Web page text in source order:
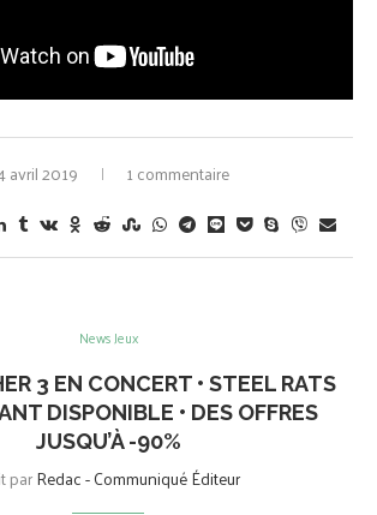
avril 2019 1 commentaire
News Jeux
3 EN CONCERT • STEEL RATS
DISPONIBLE • DES OFFRES
JUSQU’À -90%
parRedac - Communiqué Éditeur